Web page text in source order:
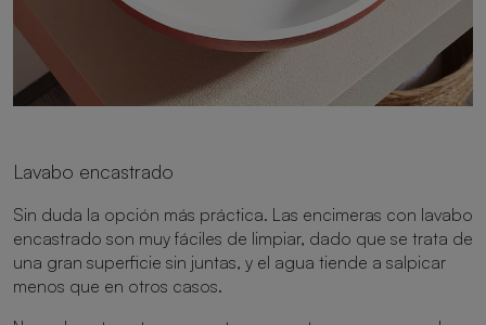
Lavabo encastrado
Sin duda la opción más práctica. Las encimeras con lavabo
encastrado son muy fáciles de limpiar, dado que se trata de
una gran superficie sin juntas, y el agua tiende a salpicar
menos que en otros casos.